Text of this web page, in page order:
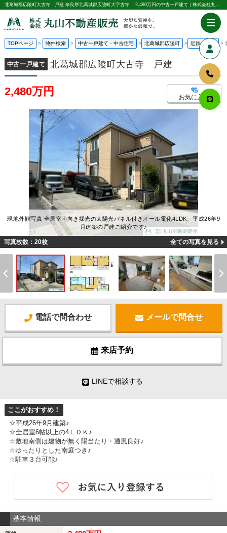
北葛城郡広陵町大古寺 戸建 奈良県北葛城郡広陵町大字古寺 ｜2,480万円の中古一戸建て｜株式会社丸山不動産販売
TOPページ 物件検索 中古一戸建て・中古住宅 北葛城郡広陵町 近鉄大阪線
中古一戸建て 北葛城郡広陵町大古寺 戸建
2,480万円 お気に入り
現地外観写真 全居室南向き採光の太陽光パネル付きオール電化4LDK、平成26年9
月建築の戸建ご紹介です♪
写真枚数：20枚 全ての写真を見る
電話で問合わせ メールで問合せ
来店予約
LINEで相談する
ここがおすすめ！
☆平成26年9月建築♪
☆全居室6帖以上の4ＬＤＫ♪
☆敷地南側は建物が無く陽当たり・通風良好♪
☆ゆったりとした南庭つき♪
☆駐車３台可能♪
基本情報